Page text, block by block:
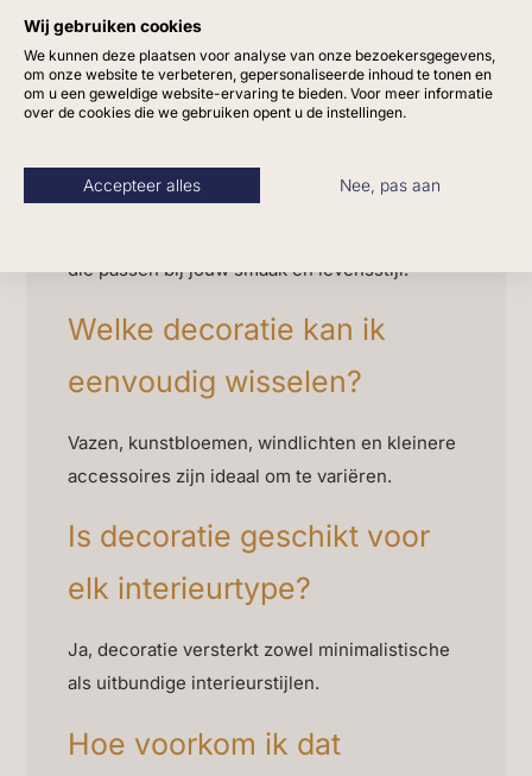
decoratie
Hoe maakt decoratie een
interieur persoonlijk?
die passen bij jouw smaak en levensstijl.
Welke decoratie kan ik
eenvoudig wisselen?
Vazen, kunstbloemen, windlichten en kleinere
accessoires zijn ideaal om te variëren.
Is decoratie geschikt voor
elk interieurtype?
Ja, decoratie versterkt zowel minimalistische
als uitbundige interieurstijlen.
Hoe voorkom ik dat
Wij gebruiken cookies
We kunnen deze plaatsen voor analyse van onze bezoekersgegevens,
om onze website te verbeteren, gepersonaliseerde inhoud te tonen en
om u een geweldige website-ervaring te bieden. Voor meer informatie
over de cookies die we gebruiken opent u de instellingen.
Accepteer alles Nee, pas aan